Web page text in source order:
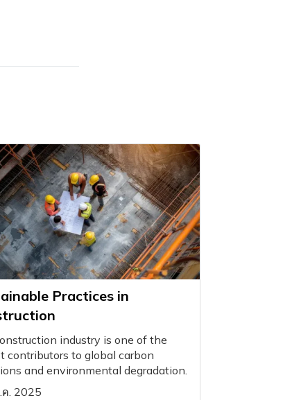
Practices in
industry is one of the
contributors to global carbon
and environmental degradation.
ค. 2025